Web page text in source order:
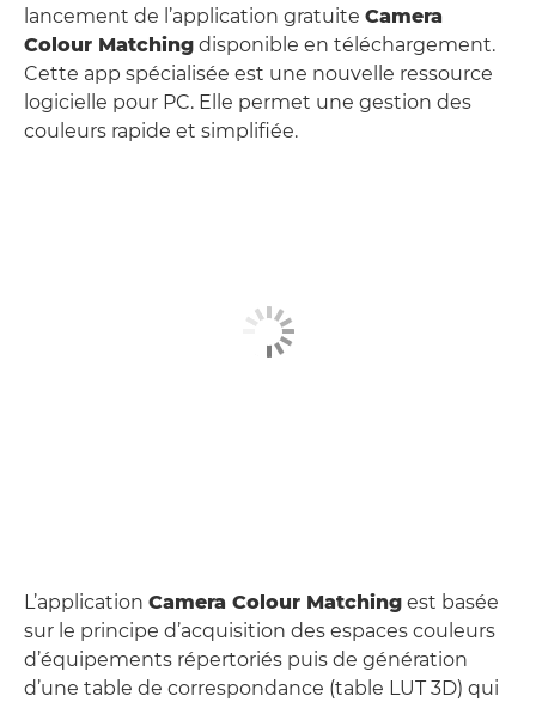
lancement de l’application gratuite Camera
Colour Matching disponible en téléchargement.
Cette app spécialisée est une nouvelle ressource
logicielle pour PC. Elle permet une gestion des
couleurs rapide et simplifiée.
L’application Camera Colour Matching est basée
sur le principe d’acquisition des espaces couleurs
d’équipements répertoriés puis de génération
d’une table de correspondance (table LUT 3D) qui